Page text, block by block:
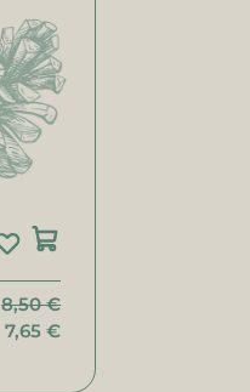
8,50 €
7,65 €